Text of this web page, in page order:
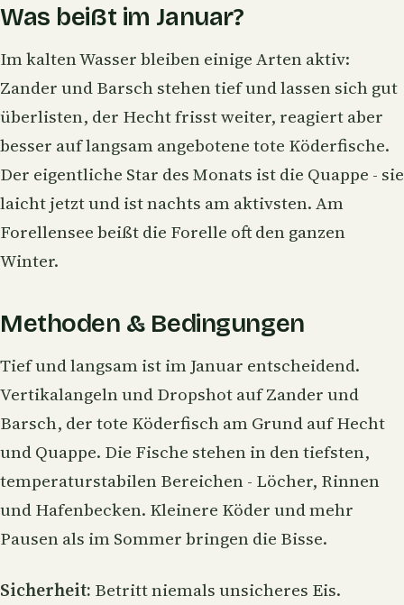
Was beißt im Januar?
Im kalten Wasser bleiben einige Arten aktiv:
ZanderundBarschstehen tief und lassen sich gut
überlisten, der Hechtfrisst weiter, reagiert aber
besser auf langsam angebotene tote Köderfische.
Der eigentliche Star des Monats ist die Quappe - sie
laicht jetzt und ist nachts am aktivsten. Am
Forellensee beißt die Forelle oft den ganzen
Winter.
Methoden & Bedingungen
Tief und langsam ist im Januar entscheidend.
VertikalangelnundDropshotauf Zander und
Barsch, dertote Köderfischam Grund auf Hecht
und Quappe. Die Fische stehen in den tiefsten,
temperaturstabilen Bereichen - Löcher, Rinnen
und Hafenbecken. Kleinere Köder und mehr
Pausen als im Sommer bringen die Bisse.
Sicherheit: Betritt niemals unsicheres Eis.